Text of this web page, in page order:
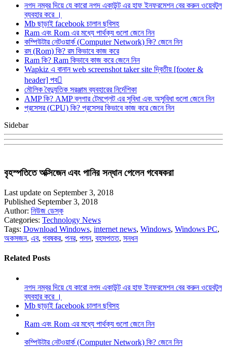
নগদ নম্বর দিয়ে যে কারো নগদ একাউন্ট এর হাফ ইনফরমেশন বের করুন ওয়েবটুল
ব্যবহার করে ।
Mb ছাড়াই facebook চালান ছবিসহ
Ram এবং Rom এর মধ্যে পার্থক্য গুলো জেনে নিন
কম্পিউটার নেটওয়ার্ক (Computer Network) কি? জেনে নিন
রম (Rom) কি? রম কিভাবে কাজ করে
Ram কি? Ram কিভাবে কাজ করে জেনে নিন
Wapkiz এ বানান web screenshot taker site দ্বিতীয় [footer &
header] পব
মৌলিক বৈদ্যুতিক সরঞ্জাম ব্যবহারের নির্দেশিকা
AMP কি? AMP ব্লগার টেমপ্লেট এর সুবিধা এবং অসুবিধা গুলো জেনে নিন
প্রসেসর (CPU) কি? প্রসেসর কিভাবে কাজ করে জেনে নিন
Sidebar
বৃহস্পতিতে অক্সিজেন এবং পানির সন্ধান পেলেন গবেষকরা
Last update on September 3, 2018
Published September 3, 2018
Author: নিউজ ডেস্ক
Categories: Technology News
Tags: Download Windows, internet news, Windows, Windows PC,
অকসজন, এব, গবষকর, পনর, পলন, বহসপতত, সনধন
Related Posts
নগদ নম্বর দিয়ে যে কারো নগদ একাউন্ট এর হাফ ইনফরমেশন বের করুন ওয়েবটুল
ব্যবহার করে ।
Mb ছাড়াই facebook চালান ছবিসহ
Ram এবং Rom এর মধ্যে পার্থক্য গুলো জেনে নিন
কম্পিউটার নেটওয়ার্ক (Computer Network) কি? জেনে নিন